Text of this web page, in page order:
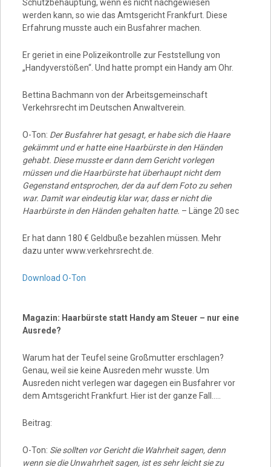
Schutzbehauptung, wenn es nicht nachgewiesen
werden kann, so wie das Amtsgericht Frankfurt. Diese
Erfahrung musste auch ein Busfahrer machen.
Er geriet in eine Polizeikontrolle zur Feststellung von
„Handyverstößen“. Und hatte prompt ein Handy am Ohr.
Bettina Bachmann von der Arbeitsgemeinschaft
Verkehrsrecht im Deutschen Anwaltverein.
O-Ton: Der Busfahrer hat gesagt, er habe sich die Haare
gekämmt und er hatte eine Haarbürste in den Händen
gehabt. Diese musste er dann dem Gericht vorlegen
müssen und die Haarbürste hat überhaupt nicht dem
Gegenstand entsprochen, der da auf dem Foto zu sehen
war. Damit war eindeutig klar war, dass er nicht die
Haarbürste in den Händen gehalten hatte. – Länge 20 sec
Er hat dann 180 € Geldbuße bezahlen müssen. Mehr
dazu unter www.verkehrsrecht.de.
Download O-Ton
Magazin: Haarbürste statt Handy am Steuer – nur eine
Ausrede?
Warum hat der Teufel seine Großmutter erschlagen?
Genau, weil sie keine Ausreden mehr wusste. Um
Ausreden nicht verlegen war dagegen ein Busfahrer vor
dem Amtsgericht Frankfurt. Hier ist der ganze Fall…..
Beitrag:
O-Ton: Sie sollten vor Gericht die Wahrheit sagen, denn
wenn sie die Unwahrheit sagen, ist es sehr leicht sie zu